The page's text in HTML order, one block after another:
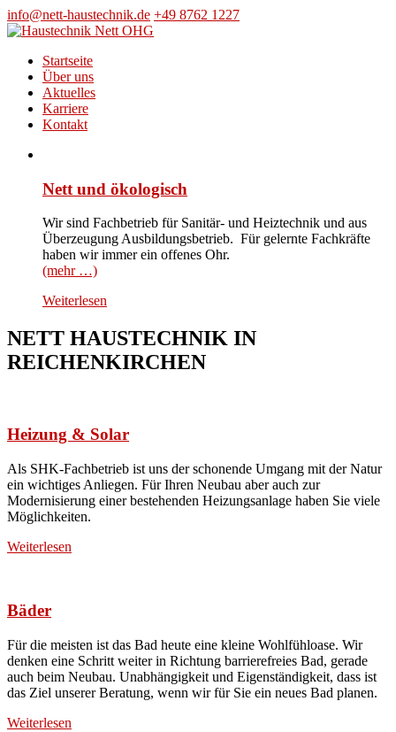
Skip
to
info@nett-haustechnik.de +49 8762 1227
Startseite
Über uns
Aktuelles
Karriere
Kontakt
Nett und ökologisch
Wir sind Fachbetrieb für Sanitär- und Heiztechnik und aus
Überzeugung Ausbildungsbetrieb. Für gelernte Fachkräfte
haben wir immer ein offenes Ohr.
(mehr …)
Weiterlesen
NETT HAUSTECHNIK IN
REICHENKIRCHEN
Heizung & Solar
Als SHK-Fachbetrieb ist uns der schonende Umgang mit der Natur
ein wichtiges Anliegen. Für Ihren Neubau aber auch zur
Modernisierung einer bestehenden Heizungsanlage haben Sie viele
Möglichkeiten.
Weiterlesen
Bäder
Für die meisten ist das Bad heute eine kleine Wohlfühloase. Wir
denken eine Schritt weiter in Richtung barrierefreies Bad, gerade
auch beim Neubau. Unabhängigkeit und Eigenständigkeit, dass ist
das Ziel unserer Beratung, wenn wir für Sie ein neues Bad planen.
Weiterlesen